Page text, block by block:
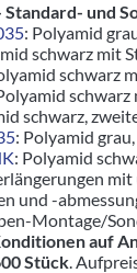
und
: Polyamid
schwarz mit
schwarz
schwarz,
: Polyamid
: Polyamid
und -
Montage/
auf
Stück.